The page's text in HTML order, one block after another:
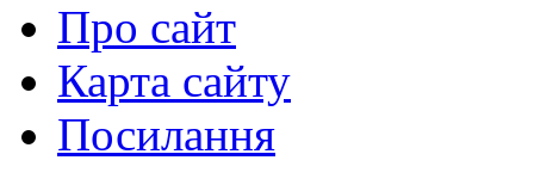
Про сайт
Карта сайту
Посилання